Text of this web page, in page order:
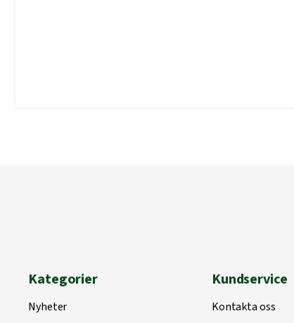
Kategorier
Nyheter
Kundservice
Kontakta oss